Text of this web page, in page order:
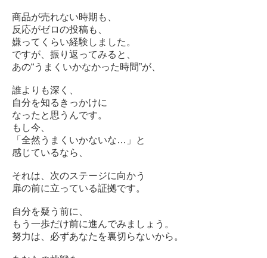
商品が売れない時期も、
反応がゼロの投稿も、
嫌ってくらい経験しました。
ですが、振り返ってみると、
あの“うまくいかなかった時間”が、
誰よりも深く、
自分を知るきっかけに
なったと思うんです。
もし今、
「全然うまくいかないな…」と
感じているなら、
それは、次のステージに向かう
扉の前に立っている証拠です。
自分を疑う前に、
もう一歩だけ前に進んでみましょう。
努力は、必ずあなたを裏切らないから。